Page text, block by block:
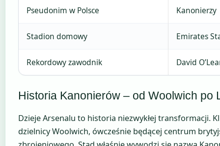
Pseudonim w Polsce Kanonierzy
Stadion domowy Emirates
Rekordowy zawodnik David
Historia Kanonierów – od Woolwich po
Dzieje Arsenalu to historia niezwykłej transformacji.
dzielnicy Woolwich, ówcześnie będącej centrum